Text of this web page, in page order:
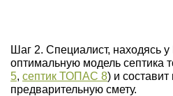
Шаг 2. Специалист, находясь
оптимальную модель септика
5, септик ТОПАС 8) и
предварительную смету.